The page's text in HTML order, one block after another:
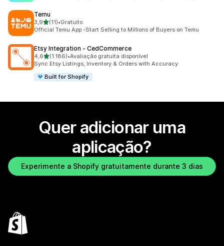
Temu
3,9de 5 estrelas
(11)
11 total de avaliações
•Gratuito
Official Temu App -Start Selling to Millions of Buyers on Temu
Etsy Integration ‑ CedCommerce
4,6de 5 estrelas
(1.186)
1186 total de avaliações
•Avaliação gratuita disponível
Sync Etsy Listings, Inventory & Orders with Accuracy
Built for Shopify
Quer adicionar uma
aplicação?
Experimente a Shopify gratuitamente durante 3 dias